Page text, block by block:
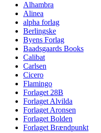
Alhambra
Alinea
alpha forlag
Berlingske
Byens Forlag
Baadsgaards Books
Calibat
Carlsen
Cicero
Flamingo
Forlaget 28B
Forlaget Alvilda
Forlaget Aronsen
Forlaget Bolden
Forlaget Brændpunkt